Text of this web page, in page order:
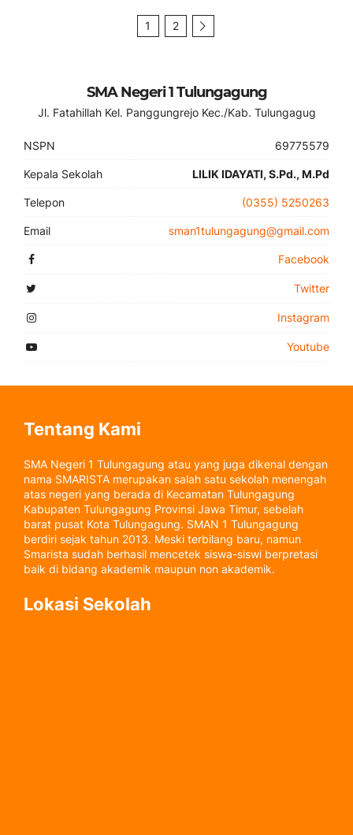
1 2
SMA Negeri 1 Tulungagung
Jl. Fatahillah Kel. Panggungrejo Kec./Kab. Tulungagug
NSPN 69775579
Kepala Sekolah LILIK IDAYATI, S.Pd., M.Pd
Telepon (0355) 5250263
Email sman1tulungagung@gmail.com
Facebook
Twitter
Instagram
Youtube
Tentang Kami
SMA Negeri 1 Tulungagung atau yang juga dikenal dengan
nama SMARISTA merupakan salah satu sekolah menengah
atas negeri yang berada di Kecamatan Tulungagung
Kabupaten Tulungagung Provinsi Jawa Timur, sebelah
barat pusat Kota Tulungagung. SMAN 1 Tulungagung
berdiri sejak tahun 2013. Meski terbilang baru, namun
Smarista sudah berhasil mencetek siswa-siswi berpretasi
baik di bidang akademik maupun non akademik.
Lokasi Sekolah